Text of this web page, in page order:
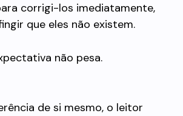
corrigi-los imediatamente,
que eles não existem.
não pesa.
de si mesmo, o leitor